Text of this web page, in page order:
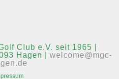
Club e.V. seit 1965 |
Hagen | welcome@mgc-